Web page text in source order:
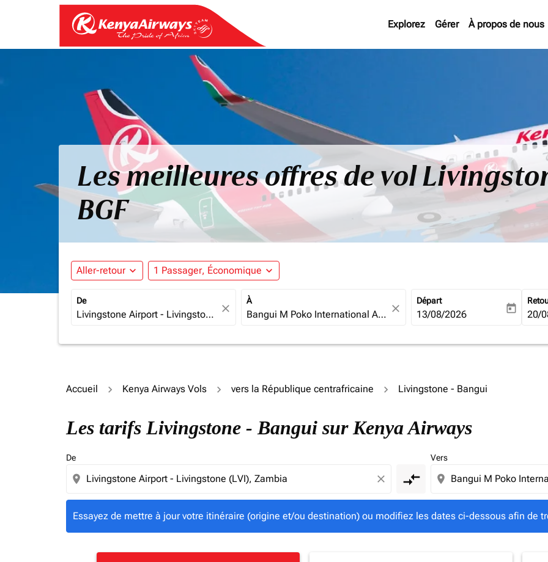
Explorez Gérer À propos de nous
Les meilleures offres de vol
BGF
Aller-retour expand_more 1 Passager, Économique expand_more
De
close
À
close
Départ
fc-booking-departure-date-
13/08/2026 today fc-
20/
Accueil Kenya Airways Vols vers la République centrafricaine Livingstone - Bangui
Les tarifs Livingstone - Bangui sur Kenya Airways
De
location_on close compare_arrows
Vers
location_on
Essayez de mettre à jour votre itinéraire (origine et/ou destination) ou modifiez les dates ci-dessous afin de
Essayez de mettre à jour votre itinéraire (origine et/ou destination) ou modifiez les dates ci-dessous afin